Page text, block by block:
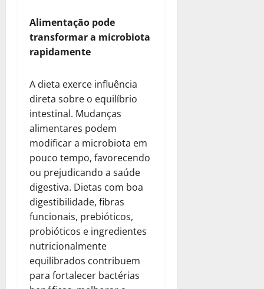
Alimentação pode
transformar a microbiota
rapidamente
A dieta exerce influência
direta sobre o equilíbrio
intestinal. Mudanças
alimentares podem
modificar a microbiota em
pouco tempo, favorecendo
ou prejudicando a saúde
digestiva. Dietas com boa
digestibilidade, fibras
funcionais, prebióticos,
probióticos e ingredientes
nutricionalmente
equilibrados contribuem
para fortalecer bactérias